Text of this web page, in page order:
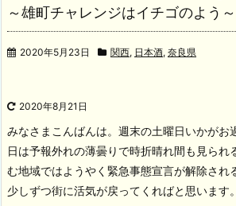
～雄町チャレンジはイチゴのよう～
2020年5月23日 関西, 日本酒, 奈良県
2020年8月21日
みなさまこんばんは。週末の土曜日いかがお
日は予報外れの薄曇りで時折晴れ間も見られ
む地域ではようやく緊急事態宣言が解除され
少しずつ街に活気が戻ってくればと思います。